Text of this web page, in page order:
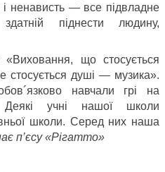
і ненависть — все підвладне
піднести людину,
що стосу­ється
стосується душі — музика».
навчали грі на
Деякі учні нашої школи
школи. Серед них наша
п’єсу «Рігатто»